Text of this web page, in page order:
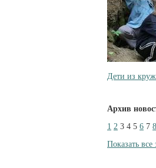
Дети из
Архив
1 2 3 4 5 6 7 8
Показать все